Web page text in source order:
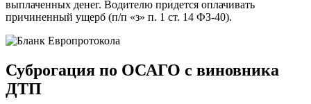
выплаченных денег. Водителю придется оплачивать
причиненный ущерб (п/п «з» п. 1 ст. 14 ФЗ-40).
Суброгация по ОСАГО с виновника
ДТП